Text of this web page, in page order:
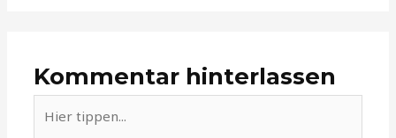
Kommentar hinterlassen
tippen...